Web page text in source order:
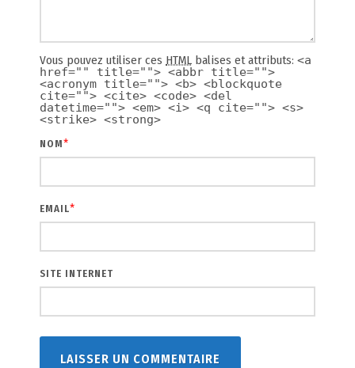
Vous pouvez utiliser ces HTML balises et attributs: <a
href="" title=""> <abbr title="">
<acronym title=""> <b> <blockquote
cite=""> <cite> <code> <del
datetime=""> <em> <i> <q cite=""> <s>
<strike> <strong>
NOM*
EMAIL*
SITE INTERNET